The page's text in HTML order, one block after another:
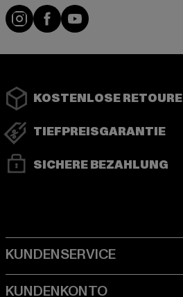
Instagram
FacebookYouTube
KOSTENLOSE RETOURE
TIEFPREISGARANTIE
SICHERE BEZAHLUNG